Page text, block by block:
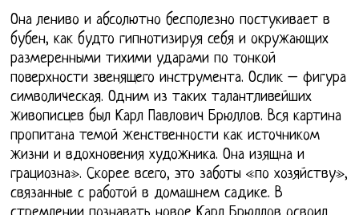
Она лениво и абсолютно бесполезно постукивает в
бубен, как будто гипнотизируя себя и окружающих
размеренными тихими ударами по тонкой
поверхности звенящего инструмента. Ослик – фигура
символическая. Одним из таких талантливейших
живописцев был Карл Павлович Брюллов. Вся картина
пропитана темой женственности как источником
жизни и вдохновения художника. Она изящна и
грациозна». Скорее всего, это заботы «по хозяйству»,
связанные с работой в домашнем садике. В